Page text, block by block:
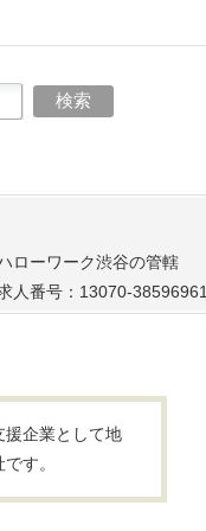
ローワーク渋谷の管轄
人番号：13070-38596961
援企業として地
す。